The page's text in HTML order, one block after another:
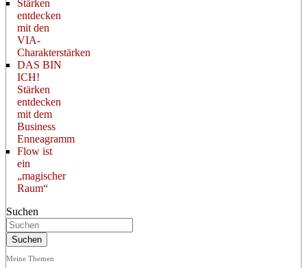
Stärken
entdecken
mit den
VIA-
Charakterstärken
DAS BIN
ICH!
Stärken
entdecken
mit dem
Business
Enneagramm
Flow ist
ein
„magischer
Raum“
Suchen
Meine Themen